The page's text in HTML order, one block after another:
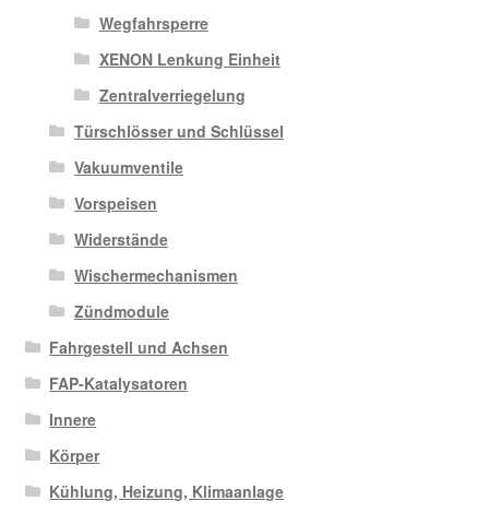
Wegfahrsperre
XENON Lenkung Einheit
Zentralverriegelung
Türschlösser und Schlüssel
Vakuumventile
Vorspeisen
Widerstände
Wischermechanismen
Zündmodule
Fahrgestell und Achsen
FAP-Katalysatoren
Innere
Körper
Kühlung, Heizung, Klimaanlage